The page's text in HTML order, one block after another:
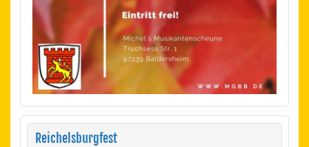
Reichelsburgfest